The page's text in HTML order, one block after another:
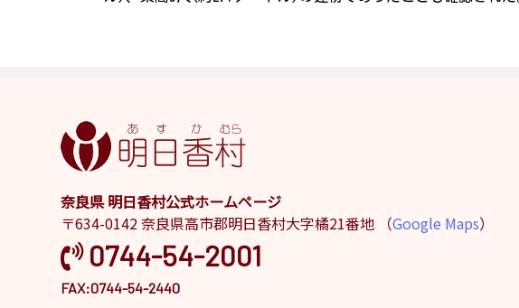
奈良県 明日香村公式ホームページ
〒634-0142 奈良県高市郡明日香村大字橘21番地 （Google Maps）
0744-54-2001
FAX:0744-54-2440